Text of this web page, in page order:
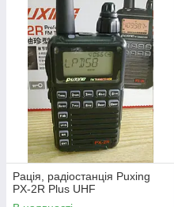
Рація, радіостанція Puxing
PX-2R Plus UHF